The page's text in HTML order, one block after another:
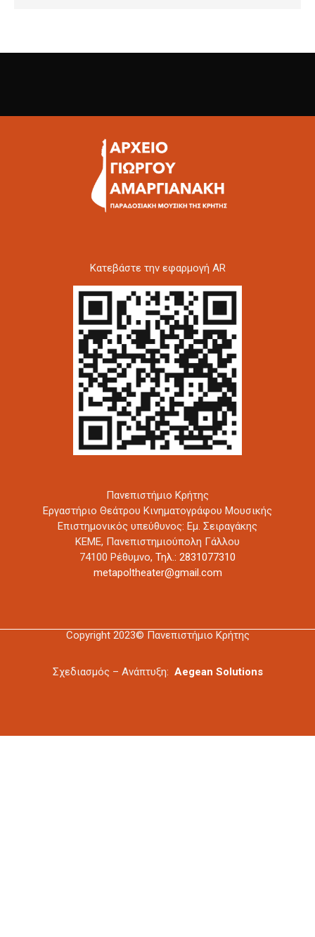
Kατεβάστε την εφαρμογή AR
Πανεπιστήμιο Κρήτης
Εργαστήριο Θεάτρου Κινηματογράφου Μουσικής
Επιστημονικός υπεύθυνος: Εμ. Σειραγάκης
ΚΕΜΕ, Πανεπιστημιούπολη Γάλλου
74100 Ρέθυμνο, Τηλ.: 2831077310
metapoltheater@gmail.com
Copyright 2023© Πανεπιστήμιο Κρήτης
Σχεδιασμός – Ανάπτυξη: Aegean Solutions